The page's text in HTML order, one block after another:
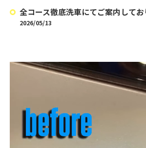
全コース徹底洗車にてご案内してお
2026/05/13